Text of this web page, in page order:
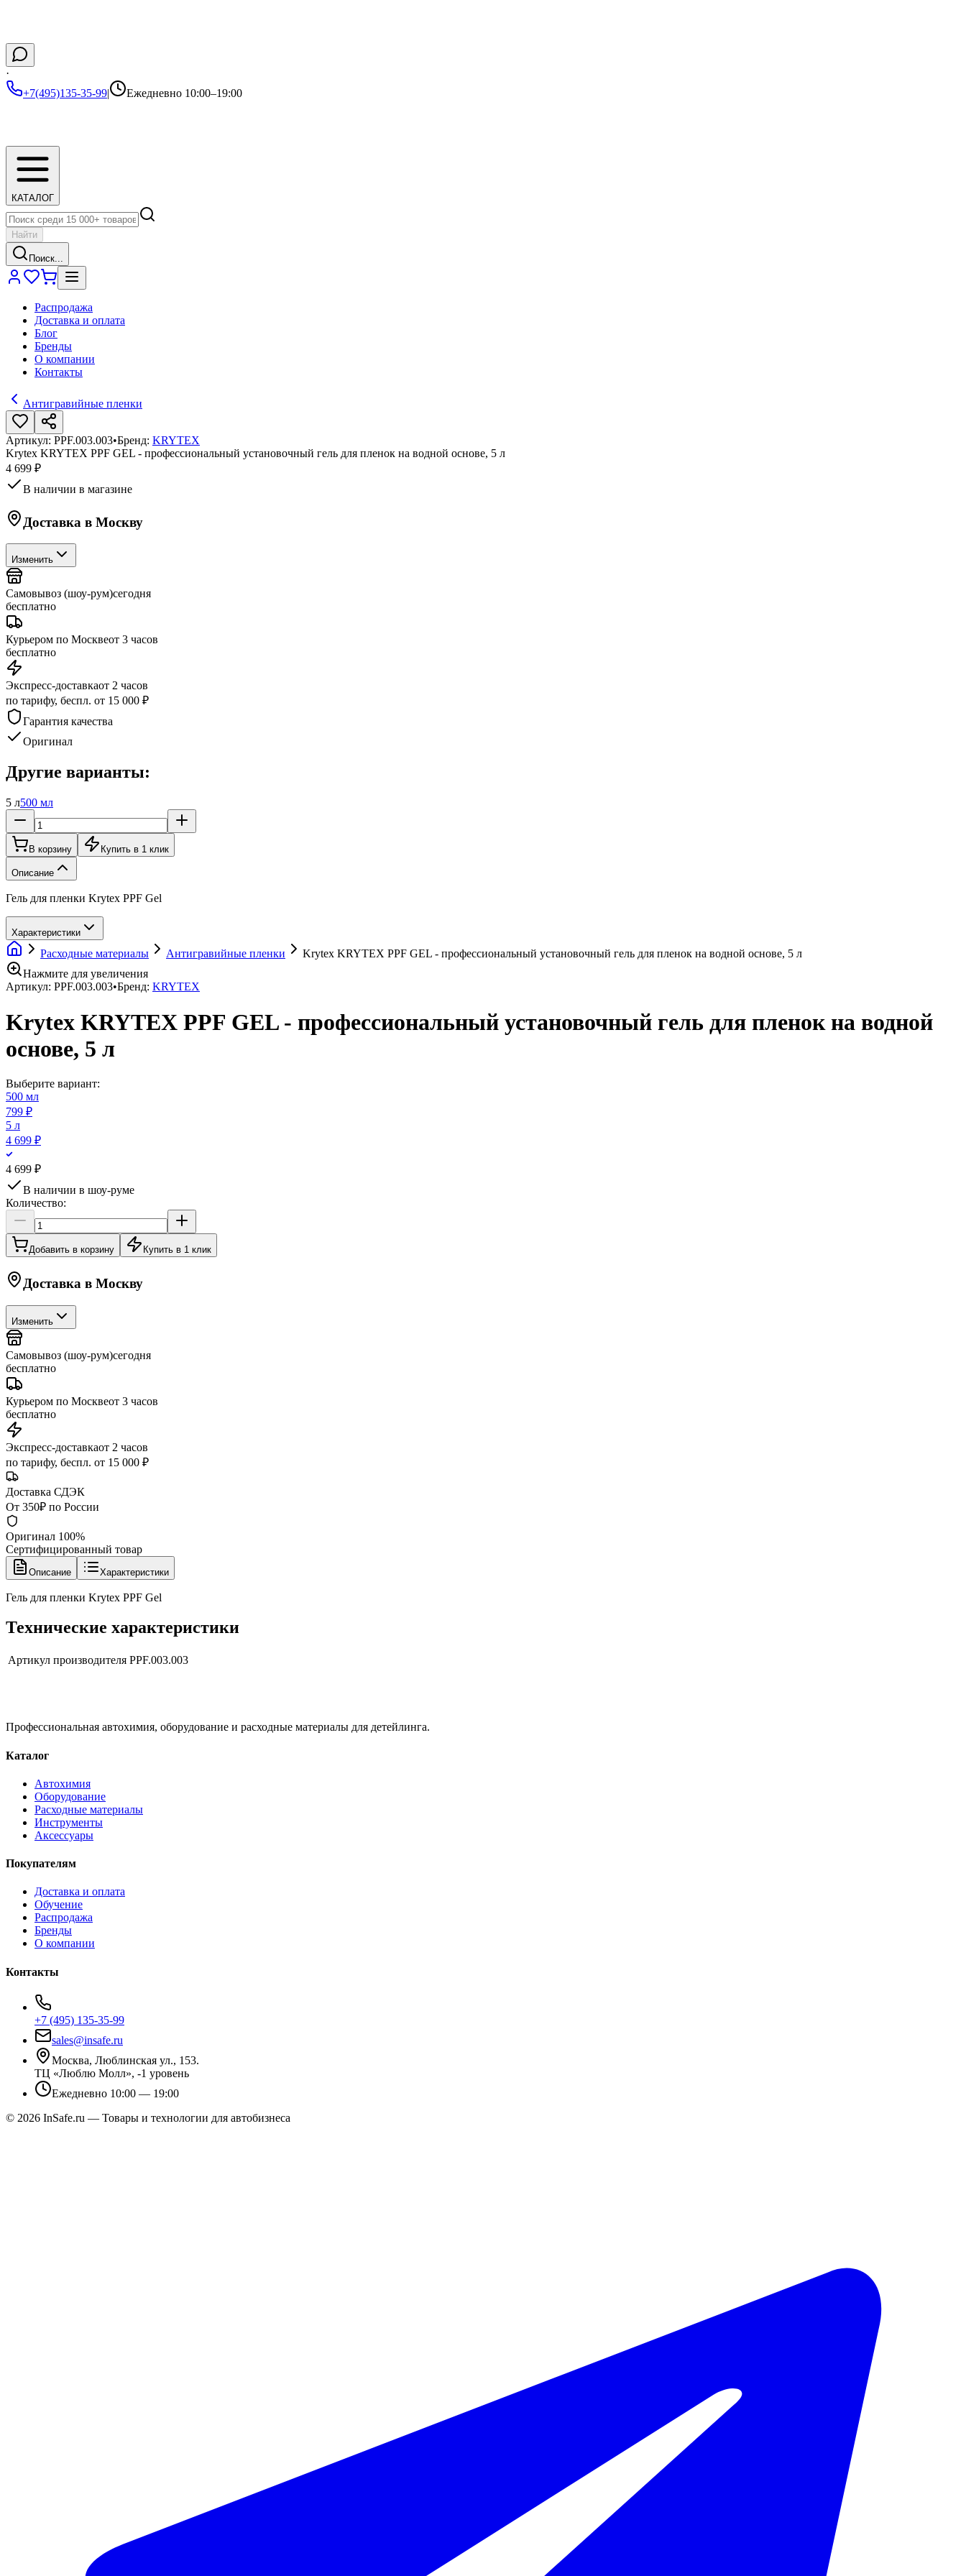
·
+7(495)135-35-99| Ежедневно 10:00–19:00
КАТАЛОГ
Найти
Поиск...
Распродажа
Доставка и оплата
Блог
Бренды
О компании
Контакты
Антигравийные пленки
Артикул: PPF.003.003•Бренд: KRYTEX
Krytex KRYTEX PPF GEL - профессиональный установочный гель для пленок на водной основе, 5 л
4 699 ₽
В наличии в магазине
Доставка в Москву
Изменить
Самовывоз (шоу-рум)сегодня
бесплатно
Курьером по Москвеот 3 часов
бесплатно
Экспресс-доставкаот 2 часов
по тарифу, беспл. от 15 000 ₽
Гарантия качества
Оригинал
Другие варианты:
5 л500 мл
В корзину Купить в 1 клик
Описание
Гель для пленки Krytex PPF Gel
Характеристики
Расходные материалы Антигравийные пленки
Krytex KRYTEX PPF GEL - профессиональный установочный гель для пленок на водной основе, 5 л
Нажмите для увеличения
Артикул: PPF.003.003•Бренд: KRYTEX
Krytex KRYTEX PPF GEL - профессиональный установочный гель для пленок на водной
основе, 5 л
Выберите вариант:
500 мл
799 ₽
5 л
4 699 ₽
4 699 ₽
В наличии в шоу-руме
Количество:
Добавить в корзину Купить в 1 клик
Доставка в Москву
Изменить
Самовывоз (шоу-рум)сегодня
бесплатно
Курьером по Москвеот 3 часов
бесплатно
Экспресс-доставкаот 2 часов
по тарифу, беспл. от 15 000 ₽
Доставка СДЭК
От 350₽ по России
Оригинал 100%
Сертифицированный товар
Описание Характеристики
Гель для пленки Krytex PPF Gel
Технические характеристики
Артикул производителя PPF.003.003
Профессиональная автохимия, оборудование и расходные материалы для детейлинга.
Каталог
Автохимия
Оборудование
Расходные материалы
Инструменты
Аксессуары
Покупателям
Доставка и оплата
Обучение
Распродажа
Бренды
О компании
Контакты
+7 (495) 135-35-99
sales@insafe.ru
Москва, Люблинская ул., 153.
ТЦ «Люблю Молл», -1 уровень
Ежедневно 10:00 — 19:00
© 2026 InSafe.ru — Товары и технологии для автобизнеса